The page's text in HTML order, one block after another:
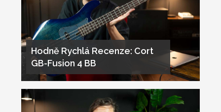
Hodně Rychlá Recenze: Cort
GB-Fusion 4 BB